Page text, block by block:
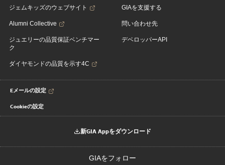
ジェムキッズのウェブサイト
Alumni Collective
ジュエリーの品質保証ベンチマー
ク
ダイヤモンドの品質を示す4C
GIAを支援する
問い合わせ先
デベロッパーAPI
Eメールの設定
Cookieの設定
新GIA Appをダウンロード
GIAをフォロー